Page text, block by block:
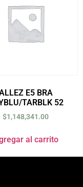
E5 BRA
TARBLK 52
$1,148,341.00
al carrito